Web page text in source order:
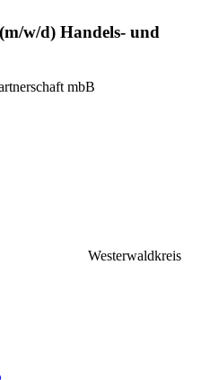
w/d) Handels- und
mbB
Westerwaldkreis